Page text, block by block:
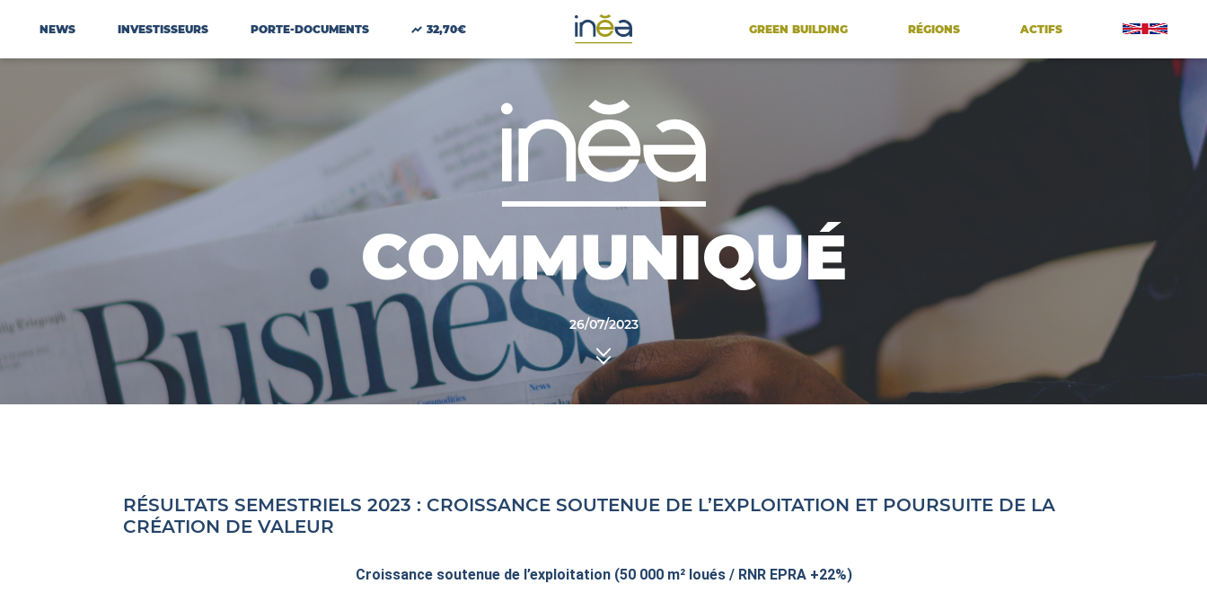
NEWS INVESTISSEURS PORTE-DOCUMENTS 32,70€ GREEN BUILDING RÉGIONS ACTIFS
COMMUNIQUÉ
26/07/2023
RÉSULTATS SEMESTRIELS 2023 : CROISSANCE SOUTENUE DE L’EXPLOITATION ET POURSUITE DE LA
CRÉATION DE VALEUR
Croissance soutenue de l’exploitation (50 000 m² loués / RNR EPRA +22%)